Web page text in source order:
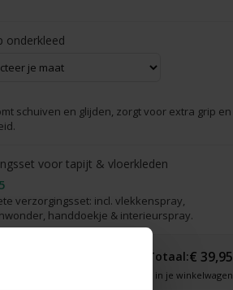
onderkleed
schuiven en glijden, zorgt voor extra grip en
voor tapijt & vloerkleden
verzorgingsset: incl. vlekkenspray,
handdoekje & interieurspray.
Totaal:€ 39,95
* Definitieve prijs zie je in je winkelwagen